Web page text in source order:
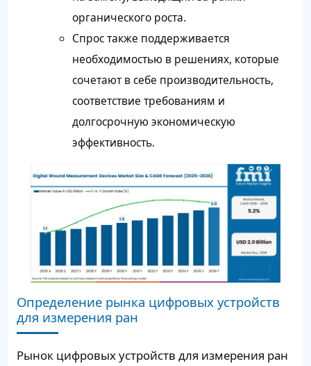
органического роста.
Спрос также поддерживается
необходимостью в решениях, которые
сочетают в себе производительность,
соответствие требованиям и
долгосрочную экономическую
эффективность.
Определение рынка цифровых устройств
для измерения ран
Рынок цифровых устройств для измерения ран